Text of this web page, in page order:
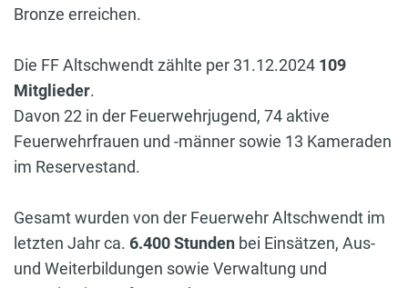
Bronze erreichen.
Die FF Altschwendt zählte per 31.12.2024 109
Mitglieder.
Davon 22 in der Feuerwehrjugend, 74 aktive
Feuerwehrfrauen und -männer sowie 13 Kameraden
im Reservestand.
Gesamt wurden von der Feuerwehr Altschwendt im
letzten Jahr ca. 6.400 Stunden bei Einsätzen, Aus-
und Weiterbildungen sowie Verwaltung und